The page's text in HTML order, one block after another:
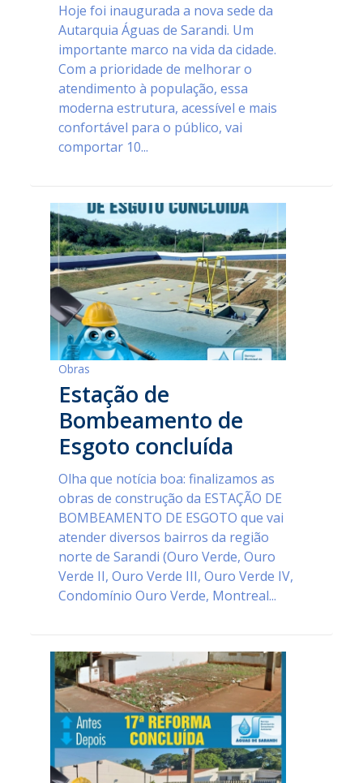
Hoje foi inaugurada a nova sede da
Autarquia Águas de Sarandi. Um
importante marco na vida da cidade.
Com a prioridade de melhorar o
atendimento à população, essa
moderna estrutura, acessível e mais
confortável para o público, vai
comportar 10...
Obras
Estação de
Bombeamento de
Esgoto concluída
Olha que notícia boa: finalizamos as
obras de construção da ESTAÇÃO DE
BOMBEAMENTO DE ESGOTO que vai
atender diversos bairros da região
norte de Sarandi (Ouro Verde, Ouro
Verde II, Ouro Verde III, Ouro Verde IV,
Condomínio Ouro Verde, Montreal...